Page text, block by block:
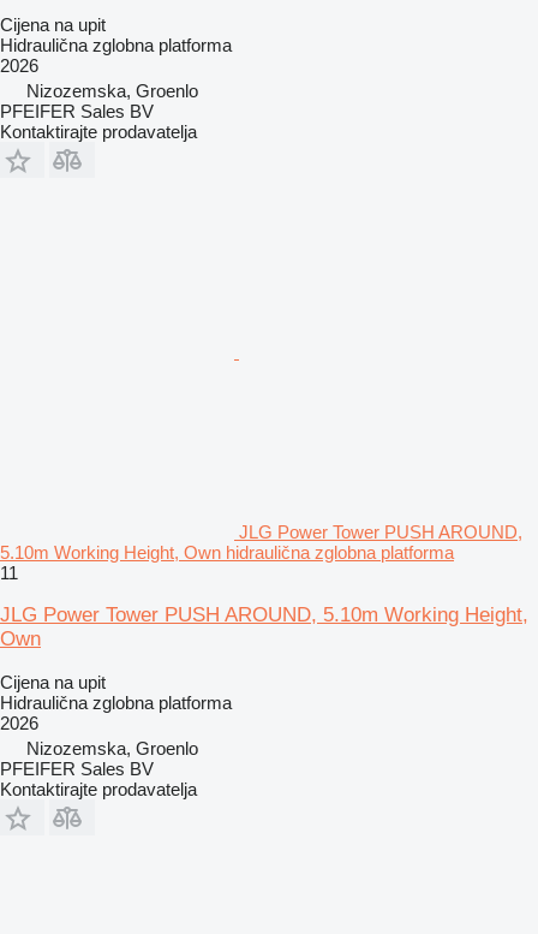
Cijena na upit
Hidraulična zglobna platforma
2026
Nizozemska, Groenlo
PFEIFER Sales BV
Kontaktirajte prodavatelja
JLG Power Tower PUSH AROUND,
5.10m Working Height, Own hidraulična zglobna platforma
11
JLG Power Tower PUSH AROUND, 5.10m Working Height,
Own
Cijena na upit
Hidraulična zglobna platforma
2026
Nizozemska, Groenlo
PFEIFER Sales BV
Kontaktirajte prodavatelja